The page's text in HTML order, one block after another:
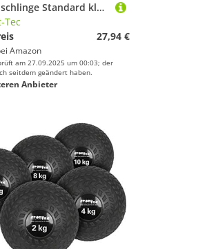
Arm/Beinschlinge Standard klein für Schlingentisch Schlingentischbesteck 70x15cm
Tec
27,94 €
Amazon
am 27.09.2025 um 00:03; der
seitdem geändert haben.
Anbieter